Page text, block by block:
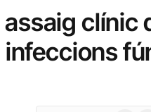
clínic
infeccions